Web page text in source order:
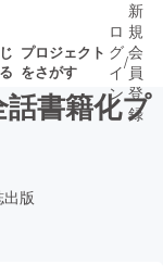
プロジェクト
をさがす
近いプ
ロ
グ
イ
ン
/
新
規
会
員
登
録
話書籍化プ
版